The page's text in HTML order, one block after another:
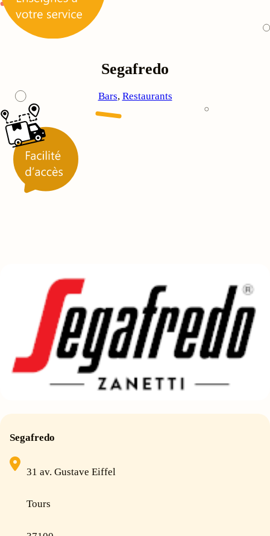
Segafredo
Bars, Restaurants
Segafredo
31 av. Gustave Eiffel
Tours